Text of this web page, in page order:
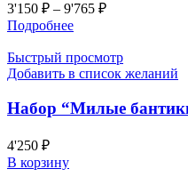
3'150 ₽ – 9'765 ₽
Подробнее
Быстрый просмотр
Добавить в список желаний
Набор “Милые
4'250 ₽
В корзину